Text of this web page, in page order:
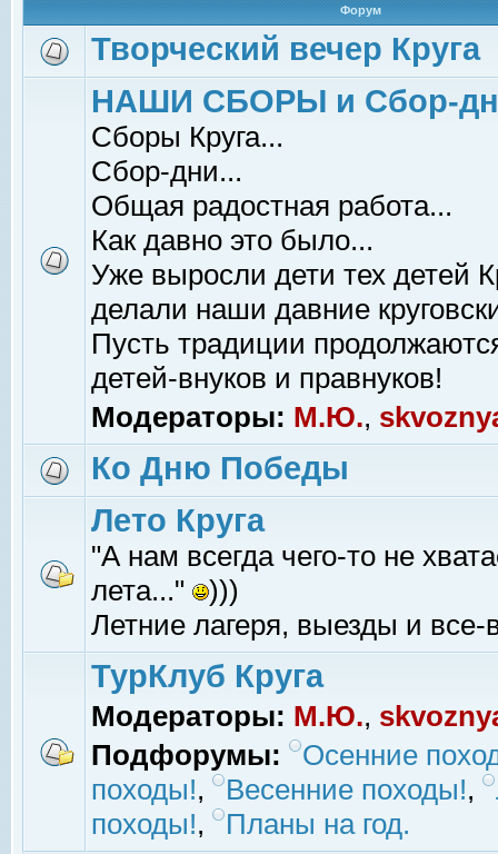
Форум
Творческий вечер Круга
НАШИ СБОРЫ и Сбор-
Сборы Круга...
Сбор-дни...
Общая радостная работа...
Как давно это было...
Уже выросли дети тех детей
делали наши давние
Пусть традиции
детей-внуков и правнуков!
Модераторы: М.Ю.,
Ко Дню Победы
Лето Круга
"А нам всегда чего-то не
лета..."
)))
Летние лагеря, выезды и все-
ТурКлуб Круга
Модераторы: М.Ю.,
Подфорумы:
Осенние
походы!, Весенние походы!,
походы!, Планы на год.